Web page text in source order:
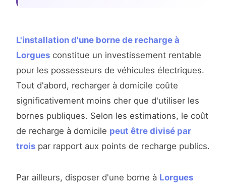
L'installation d'une borne de recharge à
Lorgues constitue un investissement rentable
pour les possesseurs de véhicules électriques.
Tout d'abord, recharger à domicile coûte
significativement moins cher que d'utiliser les
bornes publiques. Selon les estimations, le coût
de recharge à domicile peut être divisé par
trois par rapport aux points de recharge publics.
Par ailleurs, disposer d'une borne à Lorgues